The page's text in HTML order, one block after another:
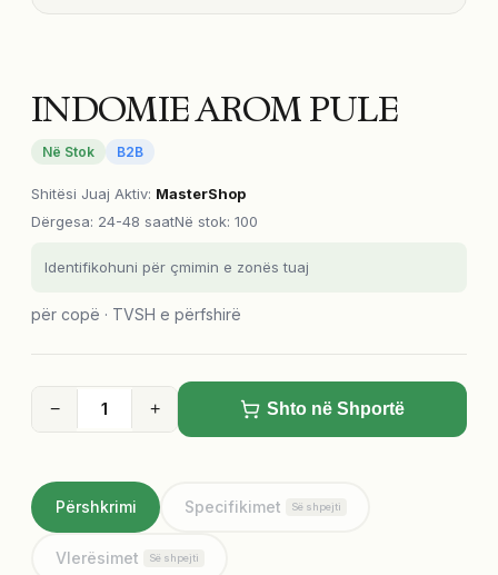
INDOMIE AROM PULE
Në Stok B2B
Shitësi Juaj Aktiv: MasterShop
Dërgesa: 24-48 saatNë stok: 100
Identifikohuni për çmimin e zonës tuaj
për copë · TVSH e përfshirë
− + Shto në Shportë
Përshkrimi Specifikimet Së shpejti
Vlerësimet Së shpejti